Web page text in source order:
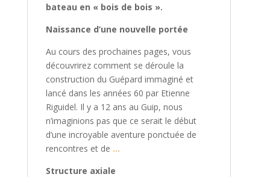
bateau en « bois de bois ».
Naissance d’une nouvelle portée
Au cours des prochaines pages, vous
découvrirez comment se déroule la
construction du Guépard immaginé et
lancé dans les années 60 par Etienne
Riguidel. Il y a 12 ans au Guip, nous
n’imaginions pas que ce serait le début
d’une incroyable aventure ponctuée de
rencontres et de …
Structure axiale